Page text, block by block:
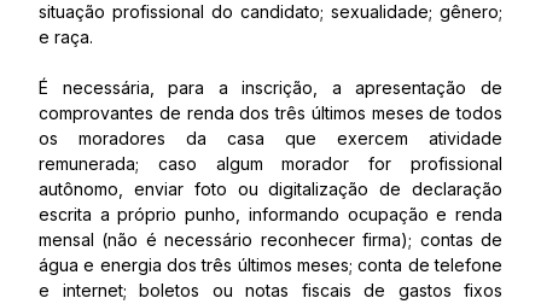
situação profissional do candidato; sexualidade; gênero;
e raça.
É necessária, para a inscrição, a apresentação de
comprovantes de renda dos três últimos meses de todos
os moradores da casa que exercem atividade
remunerada; caso algum morador for profissional
autônomo, enviar foto ou digitalização de declaração
escrita a próprio punho, informando ocupação e renda
mensal (não é necessário reconhecer firma); contas de
água e energia dos três últimos meses; conta de telefone
e internet; boletos ou notas fiscais de gastos fixos